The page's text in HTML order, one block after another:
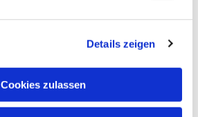
Details zeigen
Cookies zulassen